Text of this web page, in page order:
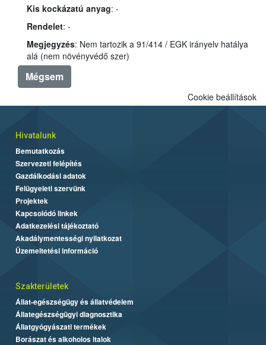
Kis kockázatú anyag: -
Rendelet: -
Megjegyzés: Nem tartozik a 91/414 / EGK irányelv hatálya
alá (nem növényvédő szer)
Mégsem
Cookie beállítások
Hivatalunk
Bemutatkozás
Szervezeti felépítés
Gazdálkodási adatok
Felügyeleti szervünk
Projektek
Kapcsolódó linkek
Adatkezelési tájékoztató
Akadálymentességi nyilatkozat
Üzemeltetési információ
Szakterületek
Állat-egészségügy és állatvédelem
Állategészségügyi diagnosztika
Állatgyógyászati termékek
Borászat és alkoholos italok